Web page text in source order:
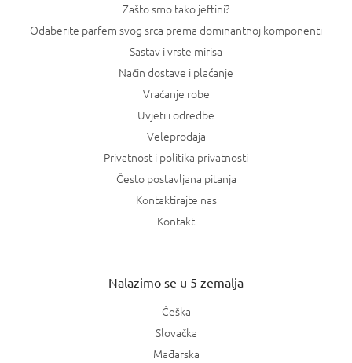
Zašto smo tako jeftini?
Odaberite parfem svog srca prema dominantnoj komponenti
Sastav i vrste mirisa
Način dostave i plaćanje
Vraćanje robe
Uvjeti i odredbe
Veleprodaja
Privatnost i politika privatnosti
Često postavljana pitanja
Kontaktirajte nas
Kontakt
Nalazimo se u 5 zemalja
Češka
Slovačka
Mađarska